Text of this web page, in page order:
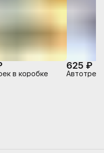
в коробке
625 ₽
Автотрек